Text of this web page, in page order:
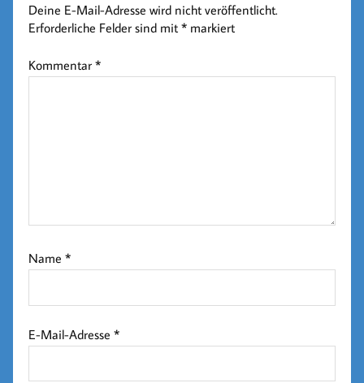
Deine E-Mail-Adresse wird nicht veröffentlicht.
Erforderliche Felder sind mit* markiert
Kommentar*
Name*
E-Mail-Adresse*